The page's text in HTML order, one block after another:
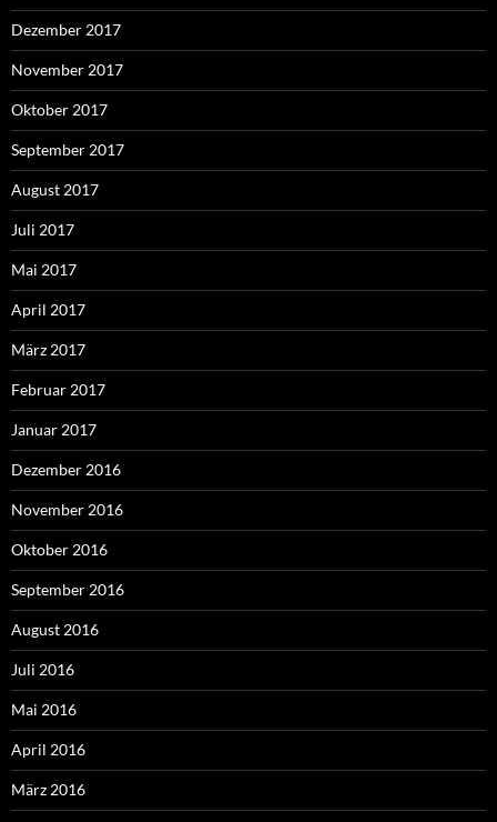
Dezember 2017
November 2017
Oktober 2017
September 2017
August 2017
Juli 2017
Mai 2017
April 2017
März 2017
Februar 2017
Januar 2017
Dezember 2016
November 2016
Oktober 2016
September 2016
August 2016
Juli 2016
Mai 2016
April 2016
März 2016